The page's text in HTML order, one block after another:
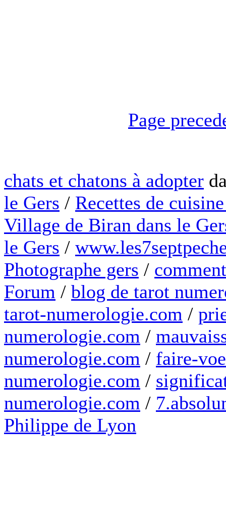
Page
chats et chatons à adopter
le Gers / Recettes de
Village de Biran dans le
le Gers /
Photographe gers /
Forum / blog de tarot
tarot-numerologie.com /
numerologie.com /
numerologie.com / faire-
numerologie.com /
numerologie.com /
Philippe de Lyon